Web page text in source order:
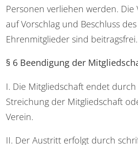
Personen verliehen werden. Die
auf Vorschlag und Beschluss
Ehrenmitglieder sind beitragsfrei.
§ 6 Beendigung der
I. Die Mitgliedschaft endet durch
Streichung der Mitgliedschaft
Verein.
II. Der Austritt erfolgt durch